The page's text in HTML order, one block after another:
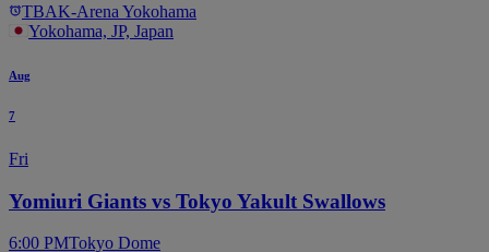
TBAK-Arena Yokohama
Yokohama, JP, Japan
Aug
7
Fri
Yomiuri Giants vs Tokyo Yakult Swallows
6:00 PMTokyo Dome